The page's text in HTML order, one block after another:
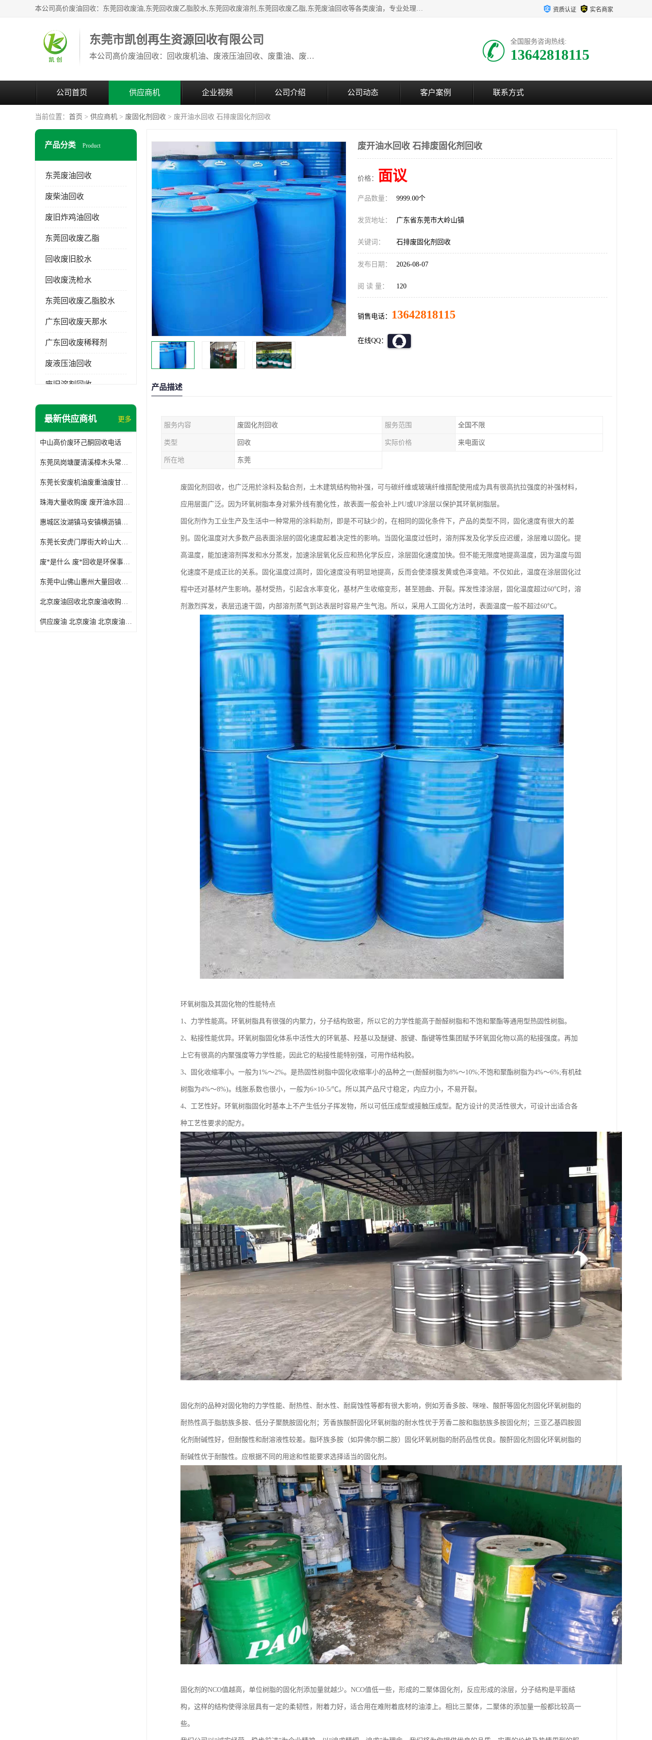
本公司高价废油回收：东莞回收废油,东莞回收废乙脂胶水,东莞回收废溶剂,东莞回收废乙脂,东莞废油回收等各类废油，专业处理从事化工产品研发与销售的综合型高科技服务性企业。我公司自成立以来，一直秉承“科技创新，立足诚信，感恩于心”的理念，力求设计与客户合作共赢的局面。在广大新老客户的大力支持下，我公司员工经过不懈努力，公司已快速发展成为国内知名化工企业。 资质认证 实名商家
东莞市凯创再生资源回收有限公司
本公司高价废油回收：回收废机油、废液压油回收、废重油、废食用油回收、废导热油、废、废油漆、废UV光油、废清、废白矿油、废变压器油
全国服务咨询热线:
13642818115
公司首页 供应商机 企业视频 公司介绍 公司动态 客户案例 联系方式
当前位置： 首页 > 供应商机 > 废固化剂回收 > 废开油水回收 石排废固化剂回收
产品分类 Product
东莞废油回收
废柴油回收
废旧炸鸡油回收
东莞回收废乙脂
回收废旧胶水
回收废洗枪水
东莞回收废乙脂胶水
广东回收废天那水
广东回收废稀释剂
废液压油回收
废旧溶剂回收
东莞回收废溶剂
废三氯乙烯回收
废混合溶剂回收
最新供应商机 更多
中山高价废环己酮回收电话
东莞凤岗塘厦清溪樟木头常平废液压油 废火花机油 废 废切削油 废齿轮油 废导轨油 废螺杆油
东莞长安废机油废重油废甘油废矿物油废燃料油废废润滑油废火花机油废油废齿轮油
珠海大量收购废 废开油水回收废酒精废废乙酯胶水废洗枪水废开油水废二废三氯丁脂乙脂废甲
惠城区汝湖镇马安镇横沥镇芦洲镇 惠阳新圩镇镇镇沙田镇废机油废液压油废润滑油废废火花机油废白电油废废齿轮油废白矿油废变压器油废燃料油
东莞长安虎门厚街大岭山大量回收废开油水废洗枪水废稀释剂
废*是什么 废*回收是环保事业吗
东莞中山佛山惠州大量回收废机油，废液压油，废润滑油，废，废火花机油，废白电油，废，废齿轮油，废白矿油，废变压器油，废燃料油，废切削油
北京废油回收北京废油收购再生注意的事项
供应废油 北京废油 北京废油回收 废油收购
废开油水回收 石排废固化剂回收
价格： 面议
产品数量： 9999.00个
发货地址： 广东省东莞市大岭山镇
关键词： 石排废固化剂回收
发布日期： 2026-08-07
阅 读 量： 120
销售电话： 13642818115
在线QQ：
产品描述
服务内容 废固化剂回收 服务范围 全国不限
类型 回收 实际价格 来电面议
所在地 东莞
废固化剂回收，也广泛用於涂料及黏合剂，土木建筑结构物补强，可与碳纤维或玻璃纤维搭配使用成为具有很高抗拉强度的补强材料，
应用层面广泛。因为环氧树脂本身对紫外线有脆化性，故表面一般会补上PU或UP涂层以保护其环氧树脂层。
固化剂作为工业生产及生活中一种常用的涂料助剂，即是不可缺少的，在相同的固化条件下，产品的类型不同，固化速度有很大的差
别。固化温度对大多数产品表面涂层的固化速度起着决定性的影响。当固化温度过低时，溶剂挥发及化学反应迟缓，涂层难以固化。提
高温度，能加速溶剂挥发和水分蒸发，加速涂层氧化反应和热化学反应，涂层固化速度加快。但不能无限度地提高温度，因为温度与固
化速度不是成正比的关系。固化温度过高时，固化速度没有明显地提高，反而会使漆膜发黄或色泽变暗。不仅如此，温度在涂层固化过
程中还对基材产生影响。基材受热，引起含水率变化，基材产生收缩变形，甚至翘曲、开裂。挥发性漆涂层，固化温度超过60℃时，溶
剂激烈挥发，表层迅速干固，内部溶剂蒸气到达表层时容易产生气泡。所以，采用人工固化方法时，表面温度一般不超过60℃。
环氧树脂及其固化物的性能特点
1、力学性能高。环氧树脂具有很强的内聚力，分子结构致密，所以它的力学性能高于酚醛树脂和不饱和聚酯等通用型热固性树脂。
2、粘接性能优异。环氧树脂固化体系中活性大的环氧基、羟基以及醚键、胺键、酯键等性集团赋予环氧固化物以高的粘接强度。再加
上它有很高的内聚强度等力学性能，因此它的粘接性能特别强，可用作结构胶。
3、固化收缩率小。一般为1%～2%。是热固性树脂中固化收缩率小的品种之一(酚醛树脂为8%～10%;不饱和聚酯树脂为4%～6%;有机硅
树脂为4%～8%)。线胀系数也很小，一般为6×10-5/℃。所以其产品尺寸稳定，内应力小，不易开裂。
4、工艺性好。环氧树脂固化时基本上不产生低分子挥发物，所以可低压成型或接触压成型。配方设计的灵活性很大，可设计出适合各
种工艺性要求的配方。
固化剂的品种对固化物的力学性能、耐热性、耐水性、耐腐蚀性等都有很大影响，例如芳香多胺、咪唑、酸酐等固化剂固化环氧树脂的
耐热性高于脂肪族多胺、低分子聚酰胺固化剂；芳香族酸酐固化环氧树脂的耐水性优于芳香二胺和脂肪族多胺固化剂；三亚乙基四胺固
化剂耐碱性好，但耐酸性和耐溶液性较差。脂环族多胺（如异佛尔酮二胺）固化环氧树脂的耐药品性优良。酸酐固化剂固化环氧树脂的
耐碱性优于耐酸性。应根据不同的用途和性能要求选择适当的固化剂。
固化剂的NCO值越高，单位树脂的固化剂添加量就越少。NCO值低一些，形成的二聚体固化剂，反应形成的涂层，分子结构是平面结
构，这样的结构使得涂层具有一定的柔韧性，附着力好，适合用在难附着底材的油漆上。相比三聚体，二聚体的添加量一般都比较高一
些。